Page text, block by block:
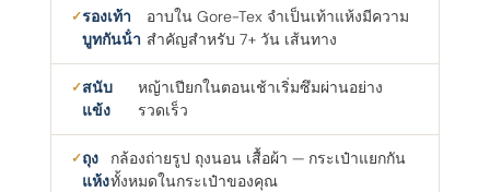
รองเท้า
บูทกันน้ํา
อาบใน Gore-Tex จําเป็นเท้าแห้งมีความ
สําคัญสําหรับ 7+ วัน เส้นทาง
สนับ
แข้ง
หญ้าเปียกในตอนเช้าเริ่มซึมผ่านอย่าง
รวดเร็ว
ถุง
แห้ง
กล้องถ่ายรูป ถุงนอน เสื้อผ้า — กระเป๋าแยกกัน
ทั้งหมดในกระเป๋าของคุณ